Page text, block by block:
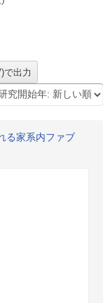
る家系内ファブ